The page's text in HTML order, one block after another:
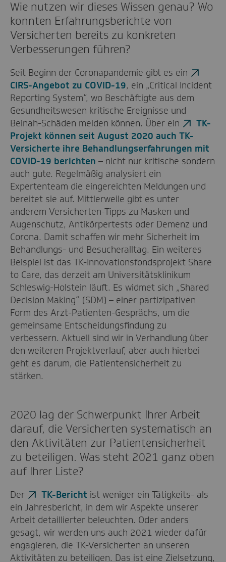
Wie nutzen wir dieses Wissen genau? Wo
konnten Erfahrungsberichte von
Versicherten bereits zu konkreten
Verbesserungen führen?
Seit Beginn der Coronapandemie gibt es ein
CIRS-Angebot zu COVID-19, ein „Critical Incident
Reporting System“, wo Beschäftigte aus dem
Gesundheitswesen kritische Ereignisse und
Beinah-Schäden melden können. Über ein
TK-
Projekt können seit August 2020 auch TK-
Versicherte ihre Behandlungserfahrungen mit
COVID-19 berichten – nicht nur kritische sondern
auch gute. Regelmäßig analysiert ein
Expertenteam die eingereichten Meldungen und
bereitet sie auf. Mittlerweile gibt es unter
anderem Versicherten-Tipps zu Masken und
Augenschutz, Antikörpertests oder Demenz und
Corona. Damit schaffen wir mehr Sicherheit im
Behandlungs- und Besucheralltag. Ein weiteres
Beispiel ist das TK-Innovationsfondsprojekt Share
to Care, das derzeit am Universitätsklinikum
Schleswig-Holstein läuft. Es widmet sich „Shared
Decision Making“ (SDM) – einer partizipativen
Form des Arzt-Patienten-Gesprächs, um die
gemeinsame Entscheidungsfindung zu
verbessern. Aktuell sind wir in Verhandlung über
den weiteren Projektverlauf, aber auch hierbei
geht es darum, die Patientensicherheit zu
stärken.
2020 lag der Schwerpunkt Ihrer Arbeit
darauf, die Versicherten systematisch an
den Aktivitäten zur Patientensicherheit
zu beteiligen. Was steht 2021 ganz oben
auf Ihrer Liste?
Der TK-Bericht ist weniger ein Tätigkeits- als
ein Jahresbericht, in dem wir Aspekte unserer
Arbeit detaillierter beleuchten. Oder anders
gesagt, wir werden uns auch 2021 wieder dafür
engagieren, die TK-Versicherten an unseren
Aktivitäten zu beteiligen. Das ist eine Zielsetzung,